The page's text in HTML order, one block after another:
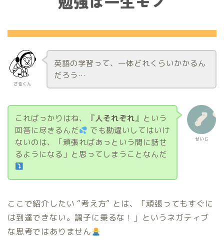
さるくん
英語の学習って、一体どれくらいかかるん
だろう…
せいじ
こればっかりはね、『人それぞれ』という
回答に尽きるんだ
でも勘違いしてはいけ
ないのは、「頑張ればあっという間に話せ
るようになる」と思ってしまうことなんだ
ここで紹介したい “考え方” とは、「頑張ってもすぐに
は到達できない。調子に乗るな！」というネガティブ
な思考ではありません